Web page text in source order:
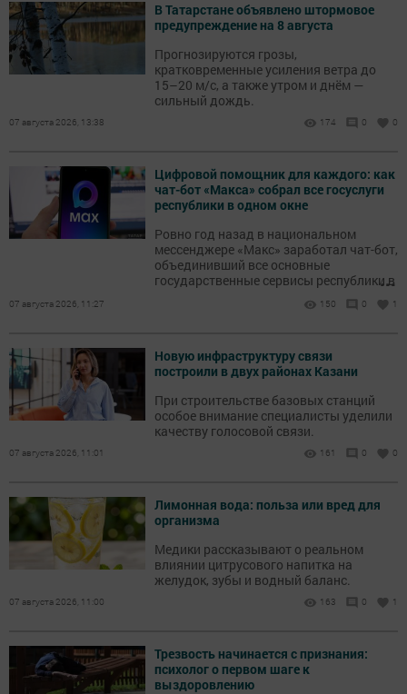
В Татарстане объявлено штормовое
предупреждение на 8 августа
Прогнозируются грозы,
кратковременные усиления ветра до
15–20 м/с, а также утром и днём —
сильный дождь.
07 августа 2026, 13:38 174 0 0
Цифровой помощник для каждого: как
чат-бот «Макса» собрал все госуслуги
республики в одном окне
Ровно год назад в национальном
мессенджере «Макс» заработал чат-бот,
объединивший все основные
государственные сервисы республики в
...
07 августа 2026, 11:27 150 0 1
Новую инфраструктуру связи
построили в двух районах Казани
При строительстве базовых станций
особое внимание специалисты уделили
качеству голосовой связи.
07 августа 2026, 11:01 161 0 0
Лимонная вода: польза или вред для
организма
Медики рассказывают о реальном
влиянии цитрусового напитка на
желудок, зубы и водный баланс.
07 августа 2026, 11:00 163 0 1
Трезвость начинается с признания:
психолог о первом шаге к
выздоровлению